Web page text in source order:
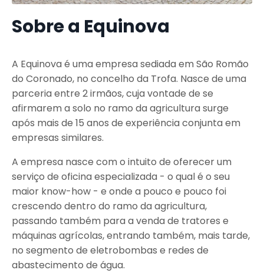
Sobre a Equinova
A Equinova é uma empresa sediada em São Romão
do Coronado, no concelho da Trofa. Nasce de uma
parceria entre 2 irmãos, cuja vontade de se
afirmarem a solo no ramo da agricultura surge
após mais de 15 anos de experiência conjunta em
empresas similares.
A empresa nasce com o intuito de oferecer um
serviço de oficina especializada - o qual é o seu
maior know-how - e onde a pouco e pouco foi
crescendo dentro do ramo da agricultura,
passando também para a venda de tratores e
máquinas agrícolas, entrando também, mais tarde,
no segmento de eletrobombas e redes de
abastecimento de água.